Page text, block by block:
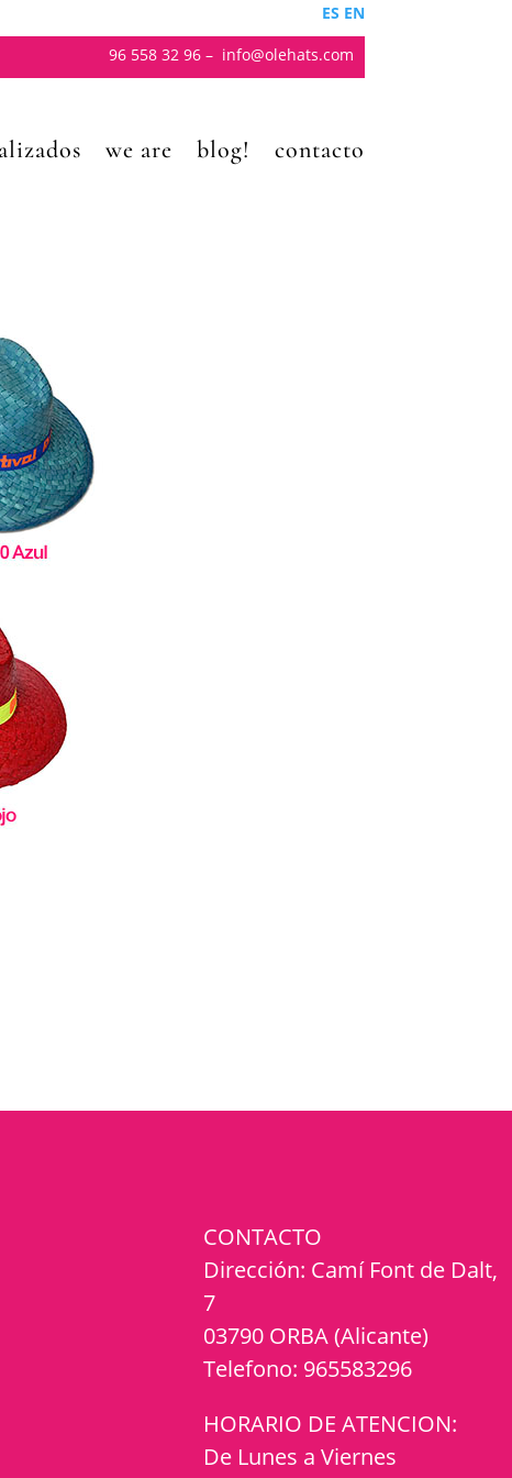
ES EN
96 558 32 96– info@olehats.com
we are blog! contacto
CONTACTO
Dirección: Camí Font de Dalt,
7
03790 ORBA (Alicante)
Telefono: 965583296
HORARIO DE ATENCION:
De Lunes a Viernes